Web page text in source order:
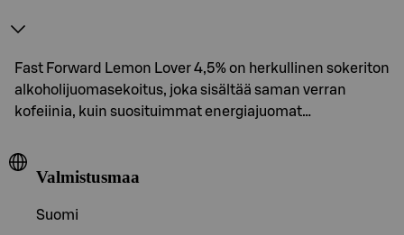
Fast Forward Lemon Lover 4,5% on herkullinen sokeriton
alkoholijuomasekoitus, joka sisältää saman verran
kofeiinia, kuin suosituimmat energiajuomat…
Valmistusmaa
Suomi